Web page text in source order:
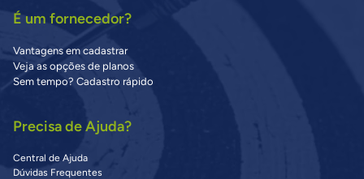
É um fornecedor?
Vantagens em cadastrar
Veja as opções de planos
Sem tempo? Cadastro rápido
Precisa de Ajuda?
Central de Ajuda
Dúvidas Frequentes